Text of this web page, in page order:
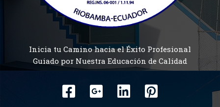
Inicia tu Camino hacia el Éxito Profesional
Guiado por Nuestra Educación de Calidad